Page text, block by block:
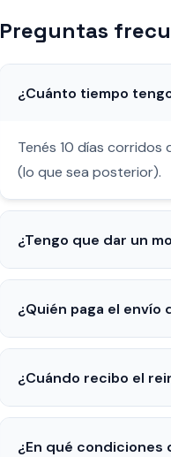
Preguntas
¿Cuánto tiempo
Tenés 10 días
(lo que sea posterior).
¿Tengo que dar un
¿Quién paga el envío
¿Cuándo recibo el
¿En qué